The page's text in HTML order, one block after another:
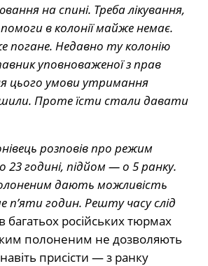
на спині. Треба лікування,
в колонії майже немає.
погане. Недавно ту колонію
уповноваженої з прав
цього умови утримання
Проте їсти стали давати
розповів про режим
о 23 годині, підйом — о 5 ранку.
дають можливість
п’яти годин. Решту часу слід
багатьох російських тюрмах
полоненим не дозволяють
присісти — з ранку